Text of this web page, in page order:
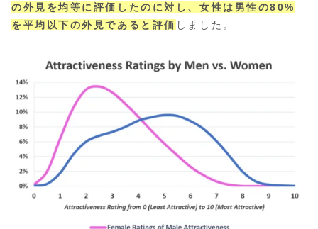
の外見を均等に評価したのに対し、女性は男性の80%
を平均以下の外見であると評価 しました。